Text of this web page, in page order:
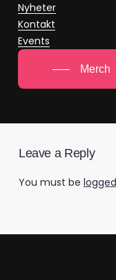
Nyheter
Kontakt
Events
Merch
Leave a Reply
You must be